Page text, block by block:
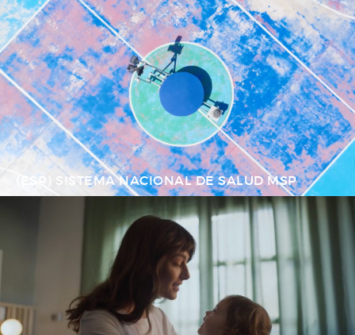
(ESP) SISTEMA NACIONAL DE SALUD MSP